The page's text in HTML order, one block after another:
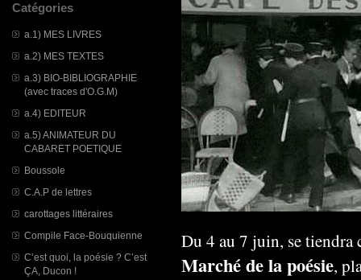
Catégories
a.1) MES LIVRES
a.2) MES TEXTES
a.3) BIO-BIBLIOGRAPHIE
(avec traces d'O.G.M)
a.4) EDITEUR
a.5) ANIMATEUR DU
CABARET POETIQUE
Boussole
C.A.P de lettres
carottages littéraires
Compile Face-Bouquienne
C’est quoi, la poésie ? C’est
ÇA, Ducon !
Du 4 au 7 juin, se tiendra
Marché de la poésie,